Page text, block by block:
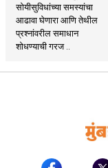
सोयीसुविधांच्या समस्यांचा
आढावा घेणारा आणि तेथील
प्रश्नांवरील समाधान
शोधण्याची गरज ..